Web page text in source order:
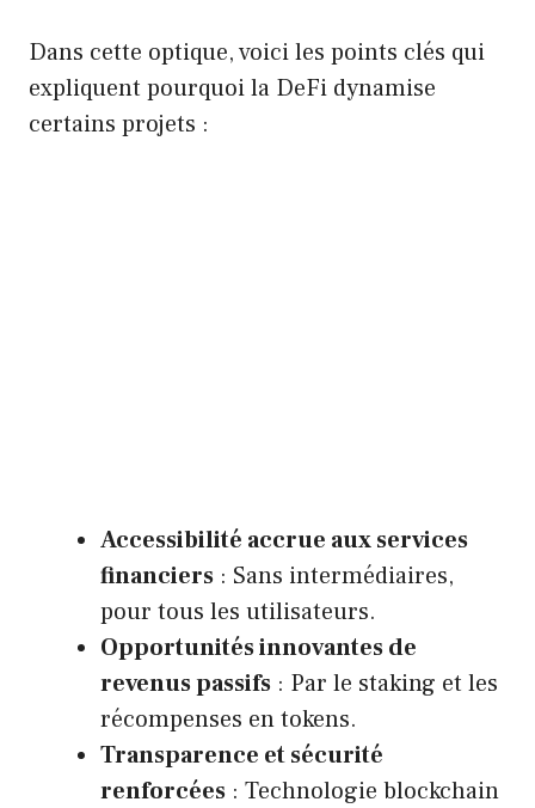
Dans cette optique, voici les points clés qui
expliquent pourquoi la DeFi dynamise
certains projets :
Accessibilité accrue aux services
financiers : Sans intermédiaires,
pour tous les utilisateurs.
Opportunités innovantes de
revenus passifs : Par le staking et les
récompenses en tokens.
Transparence et sécurité
renforcées : Technologie blockchain